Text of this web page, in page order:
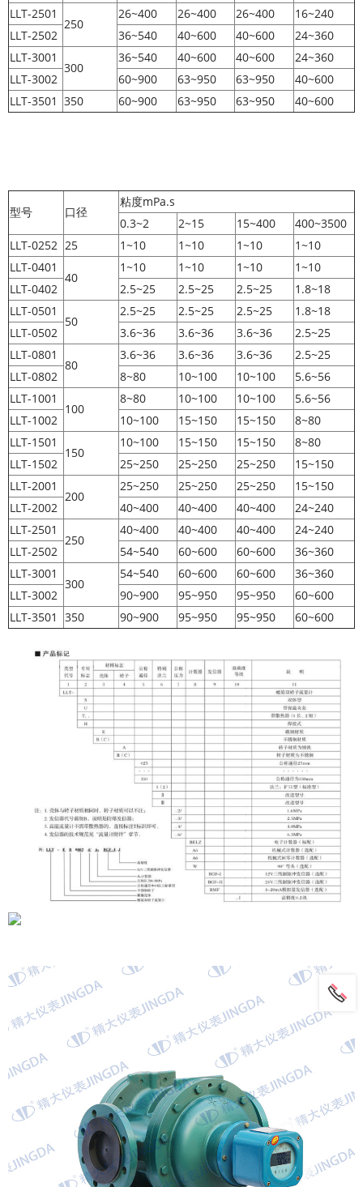
LLT-2501
250
26~400 26~400 26~400
16~240
LLT-2502
36~540 40~600 40~600
24~360
LLT-3001
300
36~540 40~600 40~600
24~360
LLT-3002
60~900 63~950 63~950
40~600
LLT-3501 350 60~900 63~950 63~950 40~600
型号 口径
粘度mPa.s
0.3~2
2~15 15~400
400~3500
LLT-0252 25 1~10 1~10 1~10
1~10
LLT-0401
40
1~10 1~10 1~10
1~10
LLT-0402
2.5~25 2.5~25 2.5~25
1.8~18
LLT-0501
50
2.5~25 2.5~25 2.5~25
1.8~18
LLT-0502
3.6~36 3.6~36 3.6~36
2.5~25
LLT-0801
80
3.6~36 3.6~36 3.6~36
2.5~25
LLT-0802
8~80 10~100 10~100
5.6~56
LLT-1001
100
8~80 10~100 10~100
5.6~56
LLT-1002
10~100 15~150 15~150
8~80
LLT-1501
150
10~100 15~150 15~150
8~80
LLT-1502
25~250 25~250 25~250
15~150
LLT-2001
200
25~250 25~250 25~250
15~150
LLT-2002
40~400 40~400 40~400
24~240
LLT-2501
250
40~400 40~400 40~400
24~240
LLT-2502
54~540 60~600 60~600
36~360
LLT-3001
300
54~540 60~600 60~600
36~360
LLT-3002
90~900 95~950 95~950
60~600
LLT-3501
350 90~900 95~950 95~950 60~600